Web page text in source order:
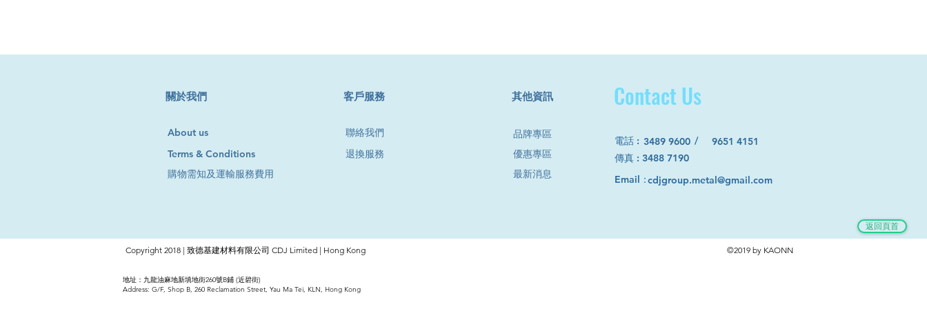
返回頁首
​關於我們
About us
Terms & Conditions
​客戶服務
聯絡我們
退換服務
購物需知及運輸服務費用
其他資訊
品牌專區
優惠專區
最新消息
9651 4151
電話 : /
Email：cdjgroup.metal@gmail.com
Contact Us
3489 9600
​傳真 : 3488 7190
Copyright 2018 | 致德基建材料有限公司 CDJ Limited | Hong Kong ©2019 by KAONN
地址：九龍油麻地新填地街260號B鋪 (近碧街)
Address: G/F, Shop B, 260 Reclamation Street, Yau Ma Tei, KLN, Hong Kong